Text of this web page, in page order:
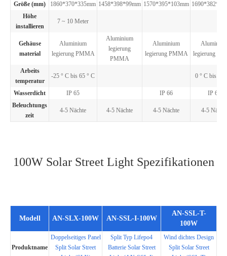
Größe (mm) 1860*370*335mm 1458*398*99mm 1570*395*103mm
Höhe
installieren
7 ~ 10 Meter
Gehäuse
material
Aluminium
legierung PMMA
Aluminium
legierung
PMMA
Aluminium
legierung PMMA
legierung
Arbeits
temperatur
-25 ° C bis 65 ° C 0 ° C bis 65
Wasserdicht IP 65 IP 66
IP 66
Beleuchtungs
zeit
4-5 Nächte 4-5 Nächte 4-5 Nächte 4-5 Nächte
100W Solar Street Light Spezifikationen
Modell AN-SLX-100W AN-SSL-I-100W
AN-SSL-T-
100W
Produktname
Doppelseitiges Panel
Split Solar Street
Split Typ Lifepo4
Batterie Solar Street
Wind dichtes Design
Split Solar Street